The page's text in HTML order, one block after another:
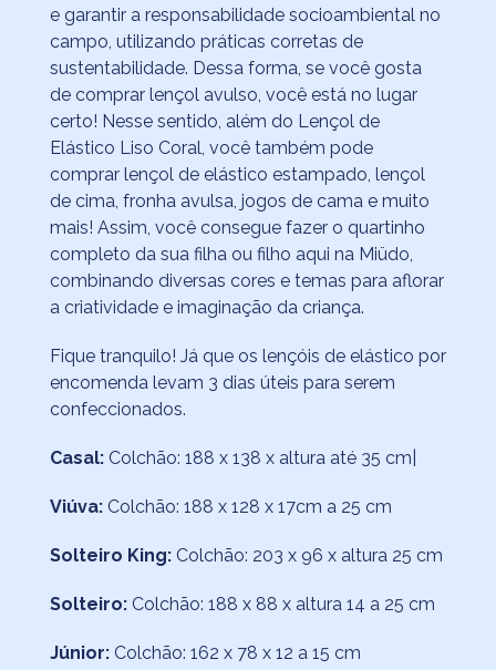
e garantir a responsabilidade socioambiental no
campo, utilizando práticas corretas de
sustentabilidade.​ Dessa forma, se você gosta
de comprar lençol avulso, você está no lugar
certo! Nesse sentido, além do Lençol de
Elástico Liso Coral, você também pode
comprar lençol de elástico estampado, lençol
de cima, fronha avulsa, jogos de cama e muito
mais! Assim, você consegue fazer o quartinho
completo da sua filha ou filho aqui na Miüdo,
combinando diversas cores e temas para aflorar
a criatividade e imaginação da criança.
Fique tranquilo! Já que os lençóis de elástico por
encomenda levam 3 dias úteis para serem
confeccionados.
Casal: Colchão: 188 x 138 x altura até 35 cm|
Viúva: Colchão: 188 x 128 x 17cm a 25 cm
Solteiro King: Colchão: 203 x 96 x altura 25 cm
Solteiro: Colchão: 188 x 88 x altura 14 a 25 cm
Júnior:Colchão: 162 x 78 x 12 a 15 cm